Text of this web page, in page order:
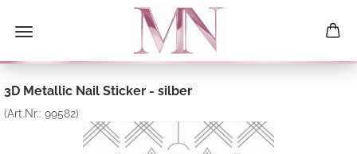
3D Metallic Nail Sticker - silber
(Art.Nr.: 99582)